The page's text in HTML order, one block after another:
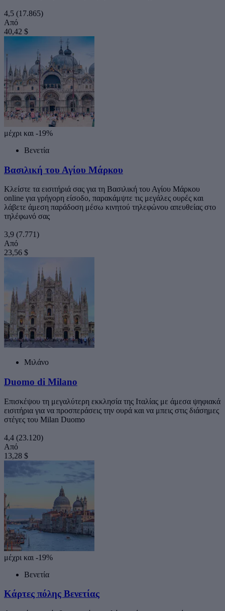
4,5 (17.865)
Από
40,42 $
μέχρι και -19%
Βενετία
Βασιλική του Αγίου Μάρκου
Κλείστε τα εισιτήριά σας για τη Βασιλική του Αγίου Μάρκου
online για γρήγορη είσοδο, παρακάμψτε τις μεγάλες ουρές και
λάβετε άμεση παράδοση μέσω κινητού τηλεφώνου απευθείας στο
τηλέφωνό σας
3,9 (7.771)
Από
23,56 $
Μιλάνο
Duomo di Milano
Επισκέψου τη μεγαλύτερη εκκλησία της Ιταλίας με άμεσα ψηφιακά
εισιτήρια για να προσπεράσεις την ουρά και να μπεις στις διάσημες
στέγες του Milan Duomo
4,4 (23.120)
Από
13,28 $
μέχρι και -19%
Βενετία
Κάρτες πόλης Βενετίας